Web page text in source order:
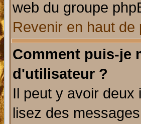
web du groupe
Revenir en haut de
Comment puis-je
d'utilisateur ?
Il peut y avoir
lisez des